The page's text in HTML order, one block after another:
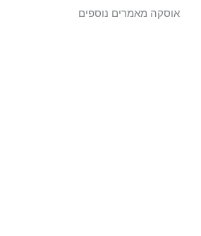
אוסקה מאמרים נוספים